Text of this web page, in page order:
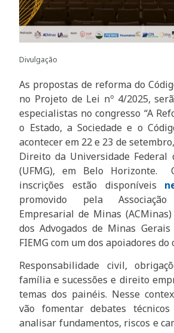
Divulgação
As propostas de reforma do
no Projeto de Lei nº 4/2025,
especialistas no congresso “A
o Estado, a Sociedade e o
acontecer em 22 e 23 de
Direito da Universidade Federal
(UFMG), em Belo Horizonte.
inscrições estão disponíveis
promovido pela
Empresarial de Minas
dos Advogados de Minas
FIEMG com um dos apoiadores do
Responsabilidade civil,
família e sucessões e direito
temas dos painéis. Nesse
vão fomentar debates
analisar fundamentos, riscos e